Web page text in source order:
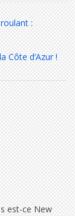
:
Côte d’Azur !
est-ce New